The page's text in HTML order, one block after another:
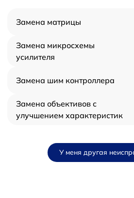
Замена матрицы
Замена микросхемы
усилителя
Замена шим контроллера
Замена объективов с
улучшением характеристик
У меня другая